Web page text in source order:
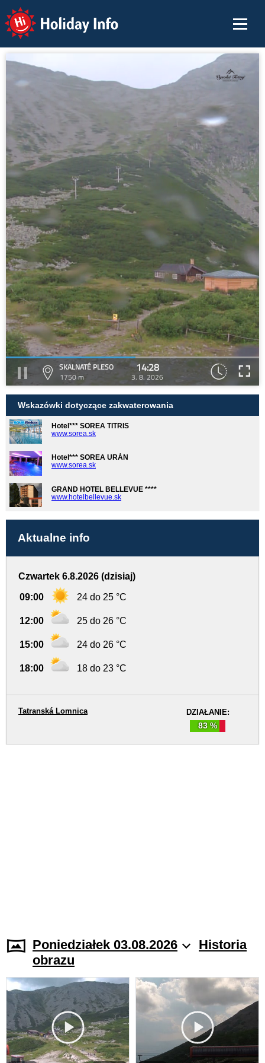
Holiday Info
SKALNATÉ PLESO
1750 m
14:28
3. 8. 2026
Wskazówki dotyczące zakwaterowania
Hotel*** SOREA TITRIS
www.sorea.sk
Hotel*** SOREA URÁN
www.sorea.sk
GRAND HOTEL BELLEVUE ****
www.hotelbellevue.sk
Aktualne info
Czwartek 6.8.2026 (dzisiaj)
09:00 24 do 25 °C
12:00 25 do 26 °C
15:00 24 do 26 °C
18:00 18 do 23 °C
DZIAŁANIE:
83 %
Tatranská Lomnica
Poniedziałek 03.08.2026
Historia
obrazu